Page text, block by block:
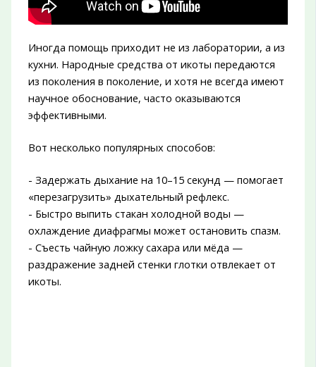
Иногда помощь приходит не из лаборатории, а из
кухни. Народные средства от икоты передаются
из поколения в поколение, и хотя не всегда имеют
научное обоснование, часто оказываются
эффективными.
Вот несколько популярных способов:
- Задержать дыхание на 10–15 секунд — помогает
«перезагрузить» дыхательный рефлекс.
- Быстро выпить стакан холодной воды —
охлаждение диафрагмы может остановить спазм.
- Съесть чайную ложку сахара или мёда —
раздражение задней стенки глотки отвлекает от
икоты.